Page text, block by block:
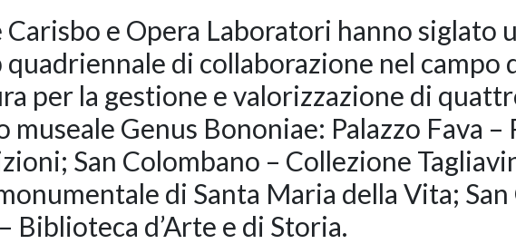
Carisbo e Opera Laboratori hanno siglato
di collaborazione nel campo
per la gestione e valorizzazione di
museale Genus Bononiae: Palazzo Fava –
San Colombano – Collezione
di Santa Maria della Vita;
Biblioteca d’Arte e di Storia.